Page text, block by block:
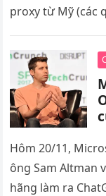
proxy từ Mỹ (các
Hôm 20/11,
ông Sam Altman
hãng làm ra